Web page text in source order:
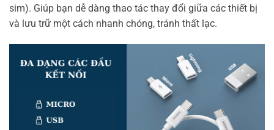
sim). Giúp bạn dễ dàng thao tác thay đổi giữa các thiết bị
và lưu trữ một cách nhanh chóng, tránh thất lạc.